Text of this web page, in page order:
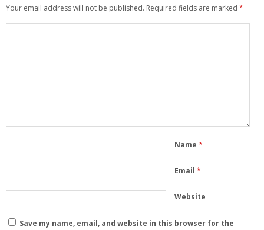
Your email address will not be published. Required fields are marked *
Name *
Email *
Website
Save my name, email, and website in this browser for the